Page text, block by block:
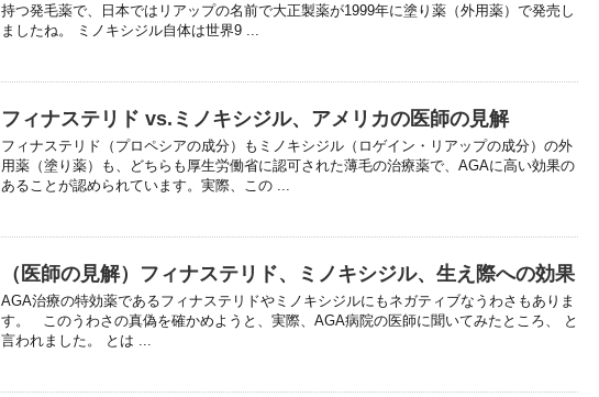
持つ発毛薬で、日本ではリアップの名前で大正製薬が1999年に塗り薬（外用薬）で発売し
ましたね。 ミノキシジル自体は世界9 ...
フィナステリド vs.ミノキシジル、アメリカの医師の見解
フィナステリド（プロペシアの成分）もミノキシジル（ロゲイン・リアップの成分）の外
用薬（塗り薬）も、どちらも厚生労働省に認可された薄毛の治療薬で、AGAに高い効果の
あることが認められています。実際、この ...
（医師の見解）フィナステリド、ミノキシジル、生え際への効果
AGA治療の特効薬であるフィナステリドやミノキシジルにもネガティブなうわさもありま
す。 このうわさの真偽を確かめようと、実際、AGA病院の医師に聞いてみたところ、 と
言われました。 とは ...